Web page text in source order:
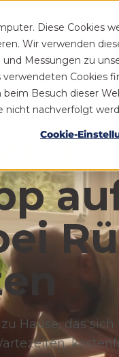
Diese Cookies
Wir verwenden
Messungen zu
Cookies
Besuch dieser
nicht nachverfolgt
Cookie-
Hause, das